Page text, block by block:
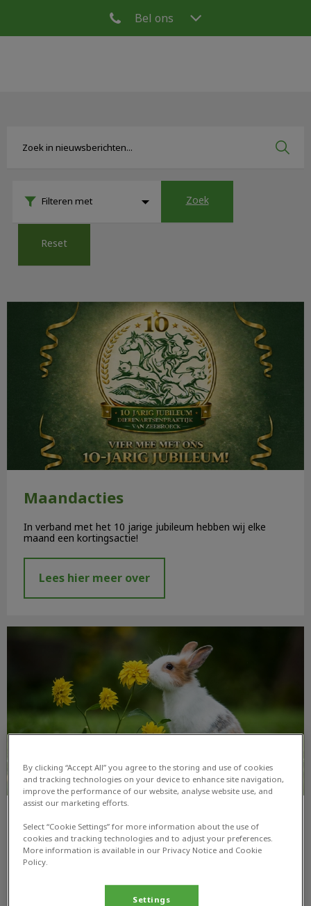
Bel ons
Filteren met Zoek
Reset
Maandacties
In verband met het 10 jarige jubileum hebben wij elke
maand een kortingsactie!
Lees hier meer over
Maand van het konijn
In de maanden maart, april en mei geven wij extra
aandacht aan het konijn als huisdier. Daarbij bieden wij
By clicking “Accept All” you agree to the storing and use of cookies
and tracking technologies on your device to enhance site navigation,
improve the performance of our website, analyse website use, and
assist our marketing efforts.
Select “Cookie Settings” for more information about the use of
cookies and tracking technologies and to adjust your preferences.
More information is available in our Privacy Notice and Cookie
Policy.
Settings